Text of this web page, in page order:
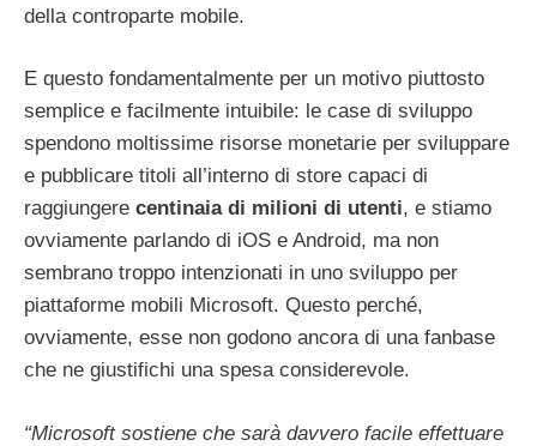
della controparte mobile.
E questo fondamentalmente per un motivo piuttosto
semplice e facilmente intuibile: le case di sviluppo
spendono moltissime risorse monetarie per sviluppare
e pubblicare titoli all’interno di store capaci di
raggiungere centinaia di milioni di utenti, e stiamo
ovviamente parlando di iOS e Android, ma non
sembrano troppo intenzionati in uno sviluppo per
piattaforme mobili Microsoft. Questo perché,
ovviamente, esse non godono ancora di una fanbase
che ne giustifichi una spesa considerevole.
“Microsoft sostiene che sarà davvero facile effettuare